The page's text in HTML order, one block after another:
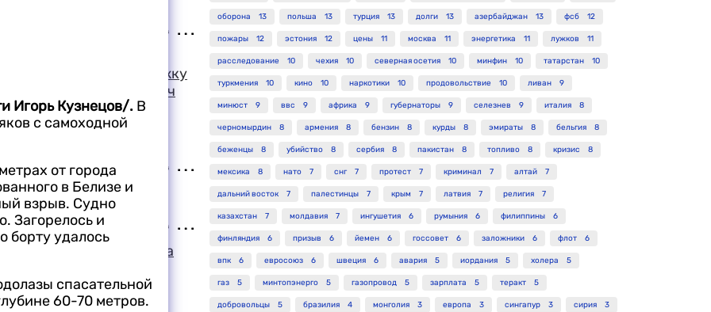
и народа России
огромную поддержку
Слободан Милошевич
Рыжковым
Великобритании
о расследовании дела
оборона 13 польша 13 турция 13 долги 13 азербайджан 13 фсб 12
пожары 12 эстония 12 цены 11 москва 11 энергетика 11 лужков 11
расследование 10 чехия 10 северная осетия 10 минфин 10 татарстан 10
туркмения 10 кино 10 наркотики 10 продовольствие 10 ливан 9
минюст 9 ввс 9 африка 9 губернаторы 9 селезнев 9 италия 8
черномырдин 8 армения 8 бензин 8 курды 8 эмираты 8 бельгия 8
беженцы 8 убийство 8 сербия 8 пакистан 8 топливо 8 кризис 8
мексика 8 нато 7 снг 7 протест 7 криминал 7 алтай 7
дальний восток 7 палестинцы 7 крым 7 латвия 7 религия 7
казахстан 7 молдавия 7 ингушетия 6 румыния 6 филиппины 6
финляндия 6 призыв 6 йемен 6 госсовет 6 заложники 6 флот 6
впк 6 евросоюз 6 швеция 6 авария 5 иордания 5 холера 5
газ 5 минтопэнерго 5 газопровод 5 зарплата 5 теракт 5
добровольцы 5 бразилия 4 монголия 3 европа 3 сингапур 3 сирия 3
Игорь Кузнецов/. В
с самоходной
от города
в Белизе и
взрыв. Судно
Загорелось и
борту удалось
спасательной
60-70 метров.